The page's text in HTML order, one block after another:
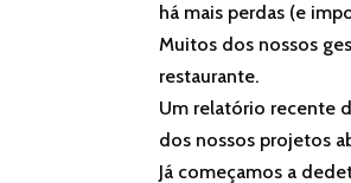
há mais perdas (e
Muitos dos nossos
restaurante.
Um relatório recente
dos nossos projetos
Já começamos a